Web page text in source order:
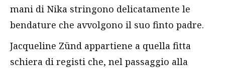
mani di Nika stringono delicatamente le
bendature che avvolgono il suo finto padre.
Jacqueline Zünd appartiene a quella fitta
schiera di registi che, nel passaggio alla